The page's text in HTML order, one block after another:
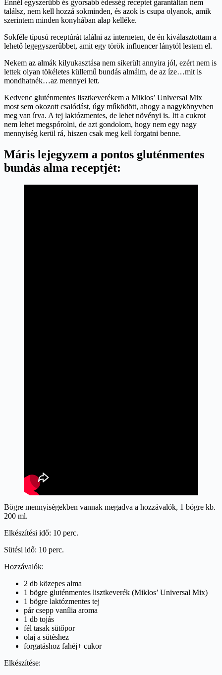
Ennél egyszerűbb és gyorsabb édesség receptet garantáltan nem
találsz, nem kell hozzá sokminden, és azok is csupa olyanok, amik
szerintem minden konyhában alap kelléke.
Sokféle típusú receptúrát találni az interneten, de én kiválasztottam a
lehető legegyszerűbbet, amit egy török influencer lánytól lestem el.
Nekem az almák kilyukasztása nem sikerült annyira jól, ezért nem is
lettek olyan tökéletes küllemű bundás almáim, de az íze…mit is
mondhatnék…az mennyei lett.
Kedvenc gluténmentes lisztkeverékem a Miklos’ Universal Mix
most sem okozott csalódást, úgy működött, ahogy a nagykönyvben
meg van írva. A tej laktózmentes, de lehet növényi is. Itt a cukrot
nem lehet megspórolni, de azt gondolom, hogy nem egy nagy
mennyiség kerül rá, hiszen csak meg kell forgatni benne.
Máris lejegyzem a pontos gluténmentes
bundás alma receptjét:
Bögre mennyiségekben vannak megadva a hozzávalók, 1 bögre kb.
200 ml.
Elkészítési idő: 10 perc.
Sütési idő: 10 perc.
Hozzávalók:
2 db közepes alma
1 bögre gluténmentes lisztkeverék (Miklos’ Universal Mix)
1 bögre laktózmentes tej
pár csepp vanília aroma
1 db tojás
fél tasak sütőpor
olaj a sütéshez
forgatáshoz fahéj+ cukor
Elkészítése: